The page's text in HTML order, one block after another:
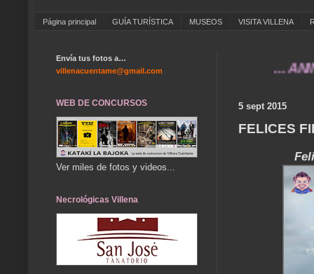
Página principal GUÍA TURÍSTICA MUSEOS VISITA VILLENA
... ANÍMATE
5 sept 2015
FELICES
Envía tus fotos a…
villenacuentame@gmail.com
WEB DE CONCURSOS
Ver miles de fotos y videos...
Necrológicas Villena